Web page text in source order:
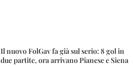
Il nuovo FolGav fa già sul serio: 8 gol in
due partite, ora arrivano Pianese e Siena